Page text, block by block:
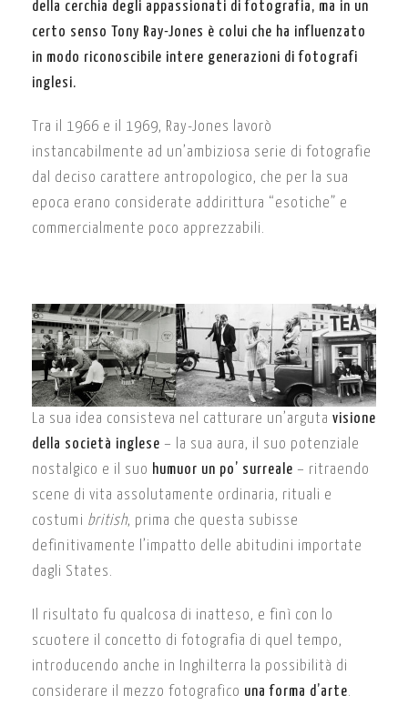
della cerchia degli appassionati di fotografia, ma in un
certo senso Tony Ray-Jones è colui che ha influenzato
in modo riconoscibile intere generazioni di fotografi
inglesi.
Tra il 1966 e il 1969, Ray-Jones lavorò
instancabilmente ad un’ambiziosa serie di fotografie
dal deciso carattere antropologico, che per la sua
epoca erano considerate addirittura “esotiche” e
commercialmente poco apprezzabili.
La sua idea consisteva nel catturare un’arguta visione
della società inglese – la sua aura, il suo potenziale
nostalgico e il suo humuor un po’ surreale – ritraendo
scene di vita assolutamente ordinaria, rituali e
costumi british, prima che questa subisse
definitivamente l’impatto delle abitudini importate
dagli States.
Il risultato fu qualcosa di inatteso, e finì con lo
scuotere il concetto di fotografia di quel tempo,
introducendo anche in Inghilterra la possibilità di
considerare il mezzo fotografico una forma d’arte.